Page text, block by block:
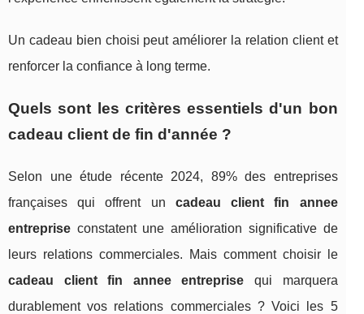
Un cadeau bien choisi peut améliorer la relation client et
renforcer la confiance à long terme.
Quels sont les critères essentiels d'un bon
cadeau client de fin d'année ?
Selon une étude récente 2024, 89% des entreprises
françaises qui offrent un cadeau client fin annee
entreprise constatent une amélioration significative de
leurs relations commerciales. Mais comment choisir le
cadeau client fin annee entreprise qui marquera
durablement vos relations commerciales ? Voici les 5